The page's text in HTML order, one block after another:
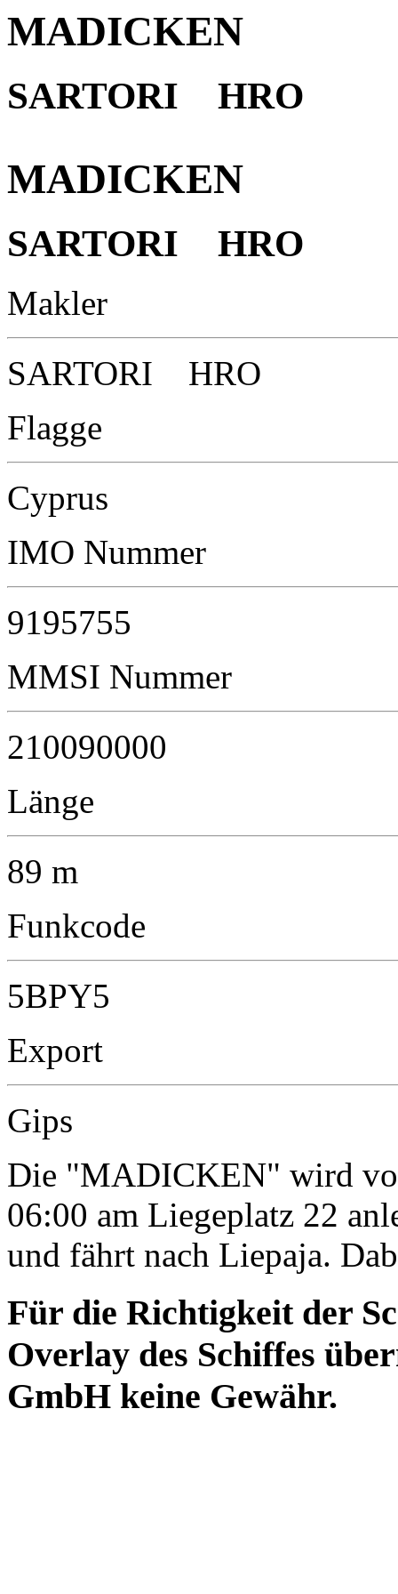
MADICKEN
SARTORI HRO
MADICKEN
SARTORI HRO
Makler
SARTORI HRO
Flagge
Cyprus
IMO Nummer
9195755
MMSI Nummer
210090000
Länge
89 m
Funkcode
5BPY5
Export
Gips
Die "MADICKEN" wird
06:00 am Liegeplatz 22
und fährt nach Liepaja.
Für die Richtigkeit der
Overlay des Schiffes
GmbH keine Gewähr.